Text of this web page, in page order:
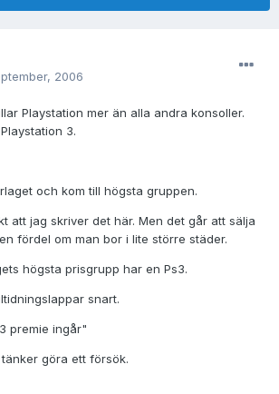
2006
Playstation mer än alla andra konsoller.
3.
och kom till högsta gruppen.
att jag skriver det här. Men det går att sälja
fördel om man bor i lite större städer.
högsta prisgrupp har en Ps3.
snart.
premie ingår"
göra ett försök.